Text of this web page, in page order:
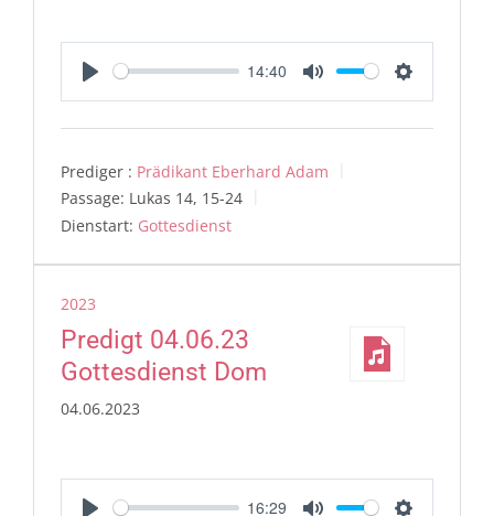
Play
14:40
Mute Settings
Prediger : Prädikant Eberhard Adam
Passage: Lukas 14, 15-24
Dienstart: Gottesdienst
2023
Predigt 04.06.23
Gottesdienst Dom
04.06.2023
16:29